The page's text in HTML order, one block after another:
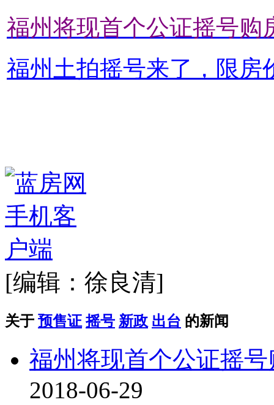
福州将现首个公证摇号购
福州土拍摇号来了，限房
[编辑：徐良清]
关于 预售证 摇号 新政 出台 的新闻
福州将现首个公证摇
2018-06-29